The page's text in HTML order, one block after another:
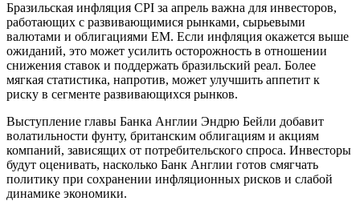
Бразильская инфляция CPI за апрель важна для инвесторов,
работающих с развивающимися рынками, сырьевыми
валютами и облигациями EM. Если инфляция окажется выше
ожиданий, это может усилить осторожность в отношении
снижения ставок и поддержать бразильский реал. Более
мягкая статистика, напротив, может улучшить аппетит к
риску в сегменте развивающихся рынков.
Выступление главы Банка Англии Эндрю Бейли добавит
волатильности фунту, британским облигациям и акциям
компаний, зависящих от потребительского спроса. Инвесторы
будут оценивать, насколько Банк Англии готов смягчать
политику при сохранении инфляционных рисков и слабой
динамике экономики.